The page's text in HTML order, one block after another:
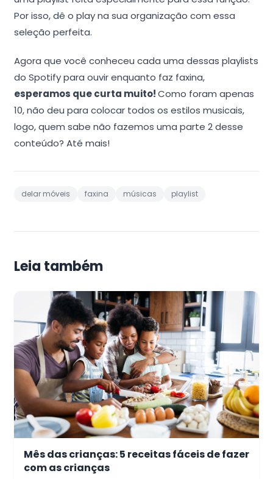
Por isso, dê o play na sua organização com essa
seleção perfeita.
Agora que você conheceu cada uma dessas playlists
do Spotify para ouvir enquanto faz faxina,
esperamos que curta muito!Como foram apenas
10, não deu para colocar todos os estilos musicais,
logo, quem sabe não fazemos uma parte 2 desse
conteúdo? Até mais!
delar móveis faxina músicas playlist
Leia também
Mês das crianças: 5 receitas fáceis de fazer
com as crianças